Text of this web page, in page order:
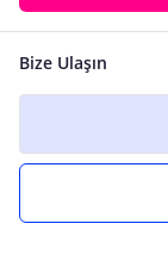
Bize Ulaşın